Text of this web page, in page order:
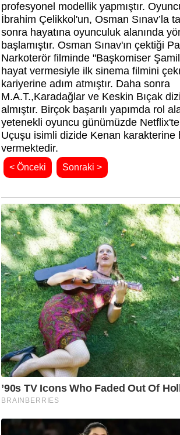
profesyonel modellik yapmıştır.
İbrahim Çelikkol'un, Osman Sınav’la
sonra hayatına oyunculuk alanında
başlamıştır. Osman Sınav'ın çektiği
Narkoterör filminde "Başkomiser
hayat vermesiyle ilk sinema filmini
kariyerine adım atmıştır. Daha sonra
M.A.T.,Karadağlar ve Keskin Bıçak
almıştır. Birçok başarılı yapımda rol
yetenekli oyuncu günümüzde
Uçuşu isimli dizide Kenan karakterine
vermektedir.
< Önceki Sonraki >